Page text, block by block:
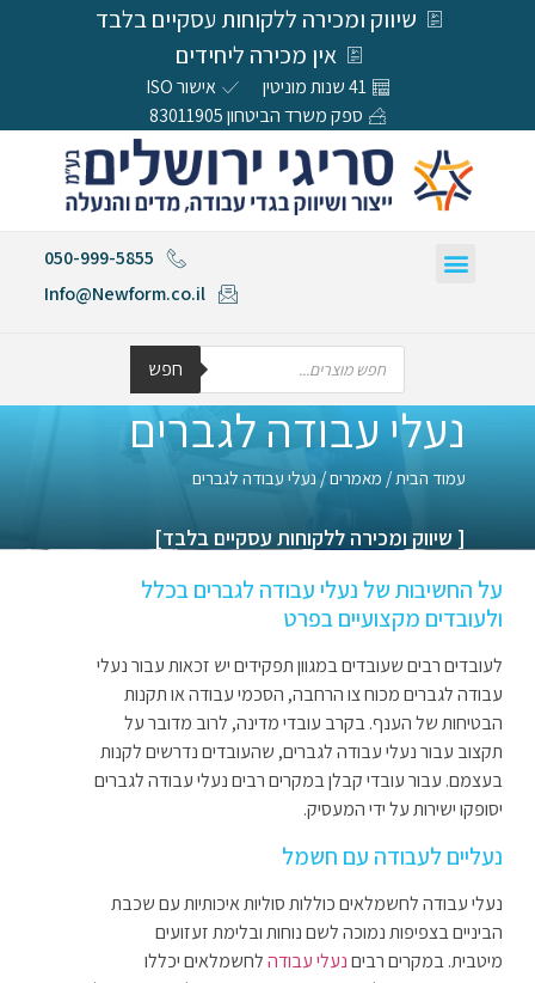
שיווק ומכירה ללקוחות עסקיים בלבד
אין מכירה ליחידים
41 שנות מוניטין
אישור ISO
ספק משרד הביטחון 83011905
050-999-5855
Info@Newform.co.il
חפש
נעלי עבודה לגברים
עמוד הבית / מאמרים/ נעלי עבודה לגברים
[ שיווק ומכירה ללקוחות עסקיים בלבד]
על החשיבות של נעלי עבודה לגברים בכלל
ולעובדים מקצועיים בפרט
לעובדים רבים שעובדים במגוון תפקידים יש זכאות עבור נעלי
עבודה לגברים מכוח צו הרחבה, הסכמי עבודה או תקנות
הבטיחות של הענף. בקרב עובדי מדינה, לרוב מדובר על
תקצוב עבור נעלי עבודה לגברים, שהעובדים נדרשים לקנות
בעצמם. עבור עובדי קבלן במקרים רבים נעלי עבודה לגברים
יסופקו ישירות על ידי המעסיק.
נעליים לעבודה עם חשמל
נעלי עבודה לחשמלאים כוללות סוליות איכותיות עם שכבת
הביניים בצפיפות נמוכה לשם נוחות ובלימת זעזועים
מיטבית. במקרים רביםנעלי עבודהלחשמלאים יכללו